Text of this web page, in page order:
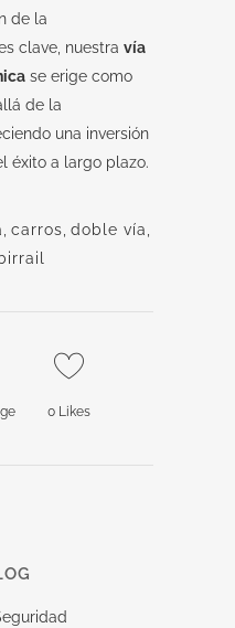
de la
clave, nuestra vía
se erige como
de la
una inversión
éxito a largo plazo.
carros doble vía
0Likes